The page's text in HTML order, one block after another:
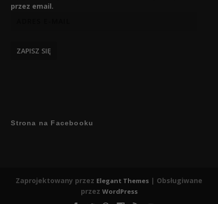
przez email.
ZAPISZ SIĘ
Strona na Facebooku
Zaprojektowany przez Elegant Themes | Obsługiwane
przez WordPress